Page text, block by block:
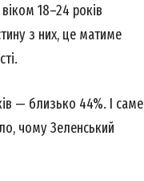
18–24 років
з них, це матиме
— близько 44%. І саме
чому Зеленський